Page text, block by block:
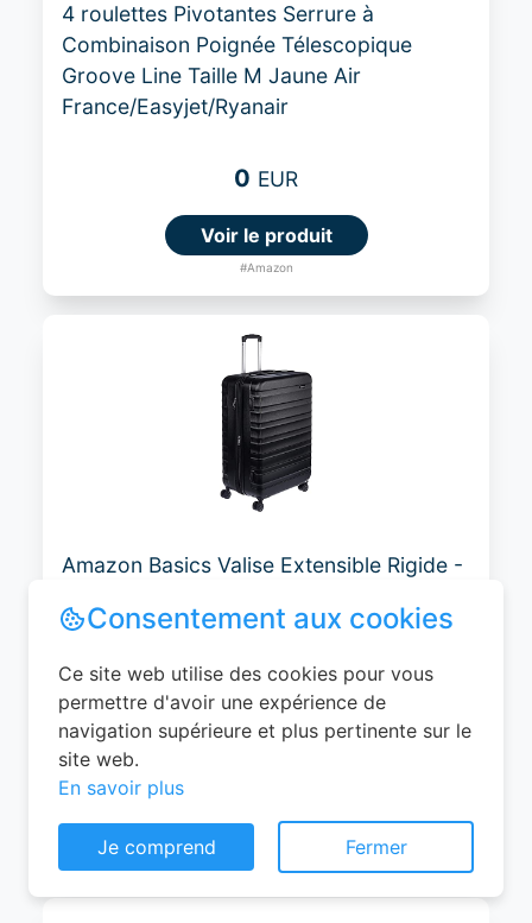
4 roulettes Pivotantes Serrure à
Combinaison Poignée Télescopique
Groove Line Taille M Jaune Air
France/Easyjet/Ryanair
0 EUR
Voir le produit
#Amazon
Amazon Basics Valise Extensible Rigide -
Doubles Roues Rotatives - Structure
32,0cm x 78,0cm - Noir
Voir le produit
Consentement aux cookies
Ce site web utilise des cookies pour vous
permettre d'avoir une expérience de
navigation supérieure et plus pertinente sur le
site web.
En savoir plus
Je comprend Fermer